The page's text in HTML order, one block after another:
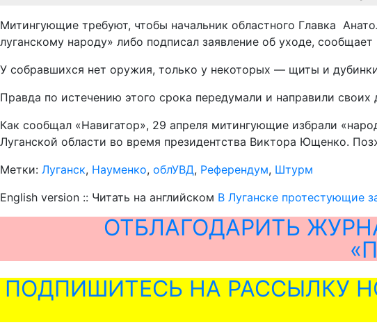
Митингующие требуют, чтобы начальник областного Главка
луганскому народу» либо подписал заявление об уходе,
У собравшихся нет оружия, только у некоторых — щиты и
Правда по истечению этого срока передумали и направили своих
Как сообщал «Навигатор», 29 апреля митингующие избрали
Луганской области во время президентства Виктора Ющенко.
Метки: Луганск, Науменко, облУВД, Референдум, Штурм
English version :: Читать на английском В Луганске протестующие
ОТБЛАГОДАРИТЬ
ПОДПИШИТЕСЬ НА РАССЫЛКУ